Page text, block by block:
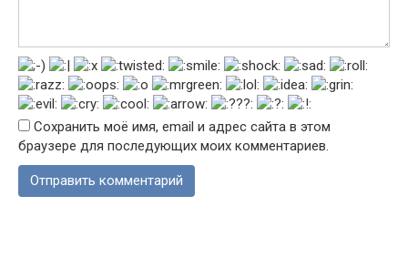
Сохранить моё имя, email и адрес сайта в этом
браузере для последующих моих комментариев.